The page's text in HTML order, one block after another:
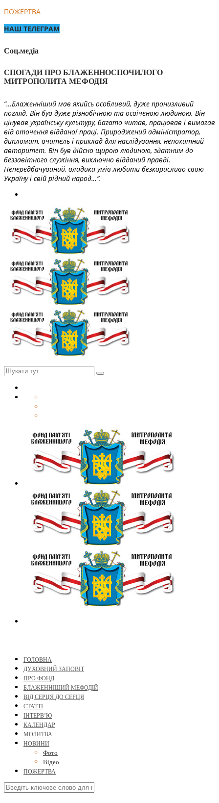
ПОЖЕРТВА
НАШ ТЕЛЕГРАМ
Соц.медіа
СПОГАДИ ПРО БЛАЖЕННОСПОЧИЛОГО
МИТРОПОЛИТА МЕФОДІЯ
“…Блаженніший мав якийсь особливий, дуже пронизливий
погляд. Він був дуже різнобічною та освіченою людиною. Він
цінував українську культуру, багато читав, працював і вимагав
від оточення відданої праці. Природжений адміністратор,
дипломат, вчитель і приклад для наслідування, непохитний
авторитет. Він був дійсно щирою людиною, здатним до
беззавітного служіння, виключно відданий правді.
Непередбачуваний, владика умів любити безкорисливо свою
Україну і свій рідний народ…”.
ГОЛОВНА
ДУХОВНИЙ ЗАПОВІТ
ПРО ФОНД
БЛАЖЕННІШИЙ МЕФОДІЙ
ВІД СЕРЦЯ ДО СЕРЦЯ
СТАТТІ
ІНТЕРВ’Ю
КАЛЕНДАР
МОЛИТВА
НОВИНИ
Фото
Відео
ПОЖЕРТВА